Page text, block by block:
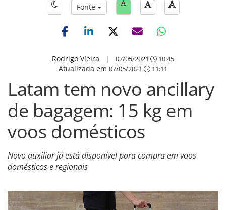
Fonte
Rodrigo Vieira | 07/05/2021 10:45
Atualizada em 07/05/2021 11:11
Latam tem novo ancillary
de bagagem: 15 kg em
voos domésticos
Novo auxiliar já está disponível para compra em voos
domésticos e regionais